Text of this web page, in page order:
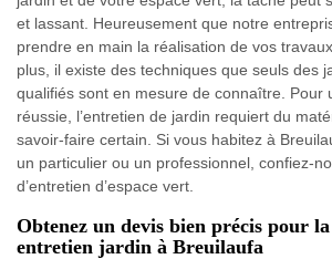
et lassant. Heureusement que notre
prendre en main la réalisation de vos
plus, il existe des techniques que seuls des
qualifiés sont en mesure de connaître. Pour
réussie, l’entretien de jardin requiert du
savoir-faire certain. Si vous habitez à
un particulier ou un professionnel, confiez-
d’entretien d’espace vert.
Obtenez un devis bien précis pour
entretien jardin à Breuilaufa